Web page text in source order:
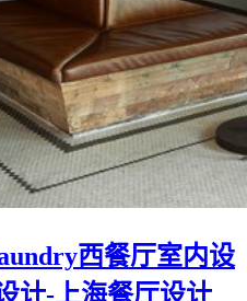
西餐厅室内设
计-上海餐厅设计